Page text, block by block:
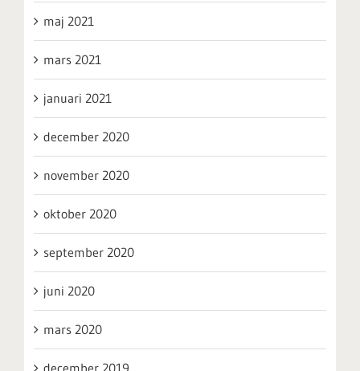
maj 2021
mars 2021
januari 2021
december 2020
november 2020
oktober 2020
september 2020
juni 2020
mars 2020